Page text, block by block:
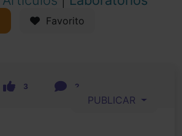
Favorito
3 2
PUBLICAR